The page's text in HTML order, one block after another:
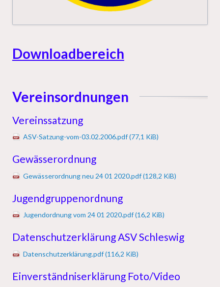
Downloadbereich
Vereinsordnungen
Vereinssatzung
ASV-Satzung-vom-03.02.2006.pdf(77,1 KiB)
Gewässerordnung
Gewässerordnung neu 24 01 2020.pdf(128,2 KiB)
Jugendgruppenordnung
Jugendordnung vom 24 01 2020.pdf(16,2 KiB)
Datenschutzerklärung ASV Schleswig
Datenschutzerklärung.pdf(116,2 KiB)
Einverständniserklärung Foto/Video